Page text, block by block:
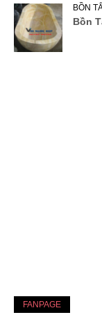
BỒN
Bồn
FANPAGE